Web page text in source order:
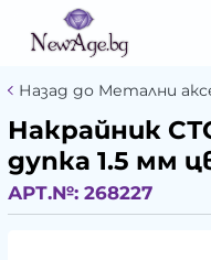
Назад до Метални
Накрайник
дупка 1.5 мм
АРТ.№: 268227